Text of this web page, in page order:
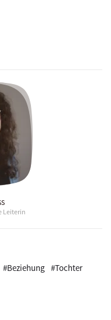
#Beziehung #Tochter
Leiterin